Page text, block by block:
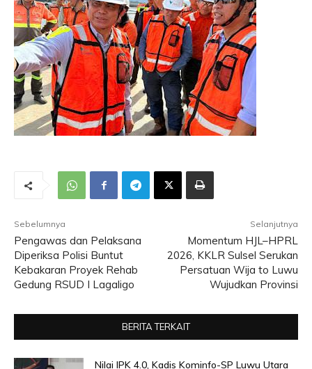
Sebelumnya
Pengawas dan Pelaksana
Diperiksa Polisi Buntut
Kebakaran Proyek Rehab
Gedung RSUD I Lagaligo
Selanjutnya
Momentum HJL–HPRL
2026, KKLR Sulsel Serukan
Persatuan Wija to Luwu
Wujudkan Provinsi
BERITA TERKAIT
Nilai IPK 4.0, Kadis Kominfo-SP Luwu Utara